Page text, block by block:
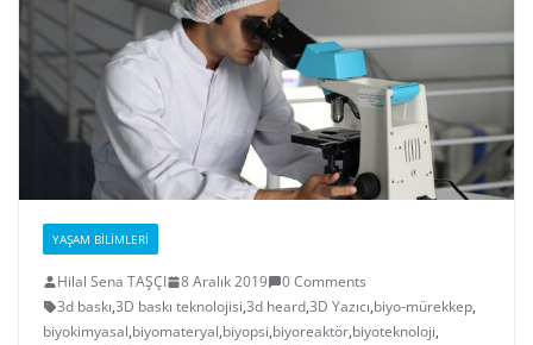
YAŞAM BILIMLERI
Hilal Sena TAŞÇI 8 Aralık 2019
0 Comments
3d baskı,3D baskı teknolojisi,3d heard,3D Yazıcı,biyo-mürekkep,
biyokimyasal,biyomateryal,biyopsi,biyoreaktör,biyoteknoloji,